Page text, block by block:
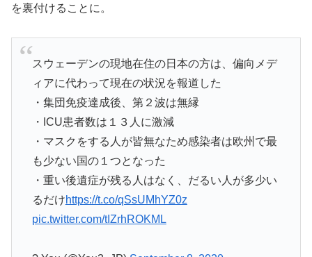
を裏付けることに。
スウェーデンの現地在住の日本の方は、偏向メデ
ィアに代わって現在の状況を報道した
・集団免疫達成後、第２波は無縁
・ICU患者数は１３人に激減
・マスクをする人が皆無なため感染者は欧州で最
も少ない国の１つとなった
・重い後遺症が残る人はなく、だるい人が多少い
るだけhttps://t.co/qSsUMhYZ0z
pic.twitter.com/tIZrhROKML